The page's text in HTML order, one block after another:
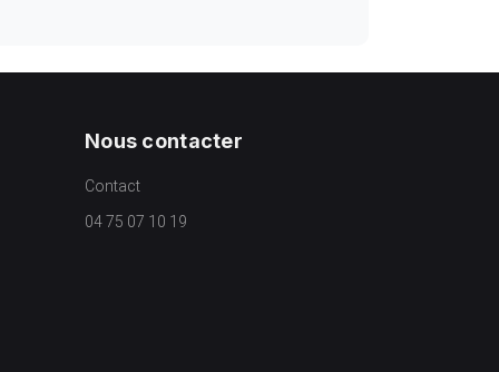
Nous contacter
Contact
04 75 07 10 19